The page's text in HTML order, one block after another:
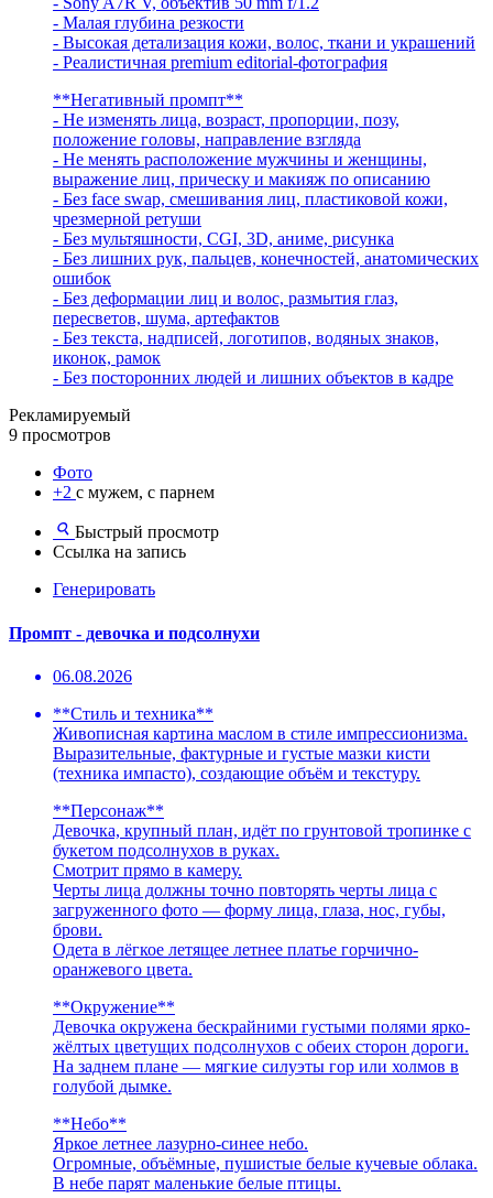
- Малая глубина резкости
- Высокая детализация кожи, волос, ткани и украшений
- Реалистичная premium editorial-фотография
**Негативный промпт**
- Не изменять лица, возраст, пропорции, позу,
положение головы, направление взгляда
- Не менять расположение мужчины и женщины,
выражение лиц, прическу и макияж по описанию
- Без face swap, смешивания лиц, пластиковой кожи,
чрезмерной ретуши
- Без мультяшности, CGI, 3D, аниме, рисунка
- Без лишних рук, пальцев, конечностей, анатомических
ошибок
- Без деформации лиц и волос, размытия глаз,
пересветов, шума, артефактов
- Без текста, надписей, логотипов, водяных знаков,
иконок, рамок
- Без посторонних людей и лишних объектов в кадре
Рекламируемый
9 просмотров
Фото
+2 с мужем, с парнем
Быстрый просмотр
Ссылка на запись
Генерировать
Промпт - девочка и подсолнухи
06.08.2026
**Стиль и техника**
Живописная картина маслом в стиле импрессионизма.
Выразительные, фактурные и густые мазки кисти
(техника импасто), создающие объём и текстуру.
**Персонаж**
Девочка, крупный план, идёт по грунтовой тропинке с
букетом подсолнухов в руках.
Смотрит прямо в камеру.
Черты лица должны точно повторять черты лица с
загруженного фото — форму лица, глаза, нос, губы,
брови.
Одета в лёгкое летящее летнее платье горчично-
оранжевого цвета.
**Окружение**
Девочка окружена бескрайними густыми полями ярко-
жёлтых цветущих подсолнухов с обеих сторон дороги.
На заднем плане — мягкие силуэты гор или холмов в
голубой дымке.
**Небо**
Яркое летнее лазурно-синее небо.
Огромные, объёмные, пушистые белые кучевые облака.
В небе парят маленькие белые птицы.